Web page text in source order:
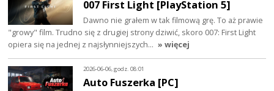
007 First Light [PlayStation 5]
Dawno nie grałem w tak filmową grę. To aż prawie
"growy" film. Trudno się z drugiej strony dziwić, skoro 007: First Light
opiera się na jednej z najsłynniejszych… » więcej
2026-06-06, godz. 08:01
Auto Fuszerka [PC]